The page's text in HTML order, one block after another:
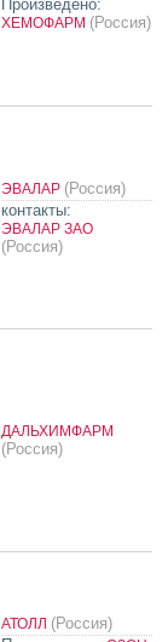
Произведено:
ХЕМОФАРМ (Россия)
ЭВАЛАР (Россия)
контакты:
ЭВАЛАР ЗАО
(Россия)
ДАЛЬХИМФАРМ
(Россия)
АТОЛЛ (Россия)